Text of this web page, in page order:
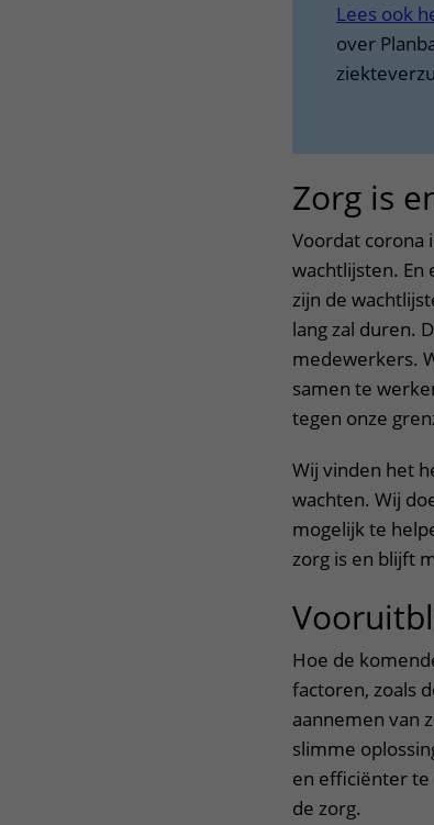
Lees ook
over
Zorg is
Voordat corona
wachtlijsten. En
zijn de
lang zal duren.
medewerkers.
samen te
tegen onze
Wij vinden het
wachten. Wij
mogelijk te
zorg is en blijft
Hoe de
factoren, zoals
aannemen van
slimme
en efficiënter te
de zorg.